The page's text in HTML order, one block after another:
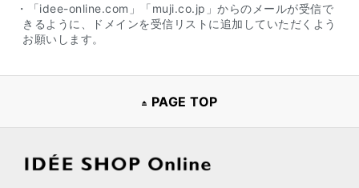
・「idee-online.com」「muji.co.jp」からのメールが受信で
きるように、ドメインを受信リストに追加していただくよう
お願いします。
PAGE TOP